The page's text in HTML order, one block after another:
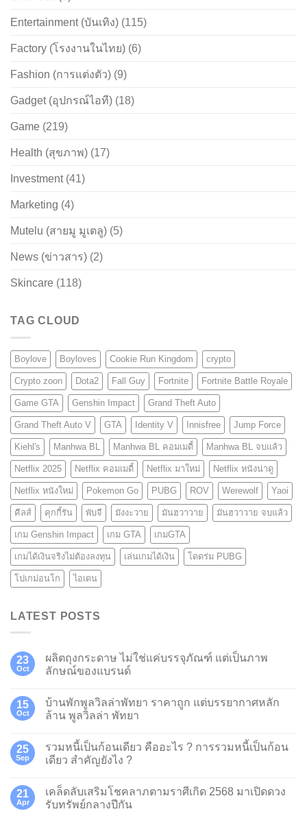
Entertainment (บันเทิง) (115)
Factory (โรงงานในไทย) (6)
Fashion (การแต่งตัว) (9)
Gadget (อุปกรณ์ไอที) (18)
Game (219)
Health (สุขภาพ) (17)
Investment(41)
Marketing (4)
Mutelu (สายมู มูเตลู) (5)
News (ข่าวสาร) (2)
Skincare (118)
TAG CLOUD
Boylove Boyloves Cookie Run Kingdom crypto
Crypto zoon Dota2 Fall Guy Fortnite Fortnite Battle Royale
Game GTA Genshin Impact Grand Theft Auto
Grand Theft Auto V GTA Identity V Innisfree Jump Force
Kiehl's Manhwa BL Manhwa BL คอมเมดี้ Manhwa BL จบแล้ว
Netflix 2025 Netflix คอมเมดี้ Netflix มาใหม่ Netflix หนังน่าดู
Netflix หนังใหม่ Pokemon Go PUBG ROV Werewolf Yaoi
คีลส์ คุกกี้รัน พับจี มังงะวาย มันฮวาวาย มันฮวาวาย จบแล้ว
เกม Genshin Impact เกม GTA เกมGTA
เกมได้เงินจริงไม่ต้องลงทุน เล่นเกมได้เงิน โดดร่ม PUBG
โปเกม่อนโก ไอเดน
LATEST POSTS
23
Oct
ผลิตถุงกระดาษ ไม่ใช่แค่บรรจุภัณฑ์ แต่เป็นภาพ
ลักษณ์ของแบรนด์
15
Oct
บ้านพักพูลวิลล่าพัทยา ราคาถูก แต่บรรยากาศหลัก
ล้าน พูลวิลล่า พัทยา
25
Sep
รวมหนี้เป็นก้อนเดียว คืออะไร ? การรวมหนี้เป็นก้อน
เดียว สำคัญยังไง ?
21
Apr
เคล็ดลับเสริมโชคลาภตามราศีเกิด 2568 มาเปิดดวง
รับทรัพย์กลางปีกัน